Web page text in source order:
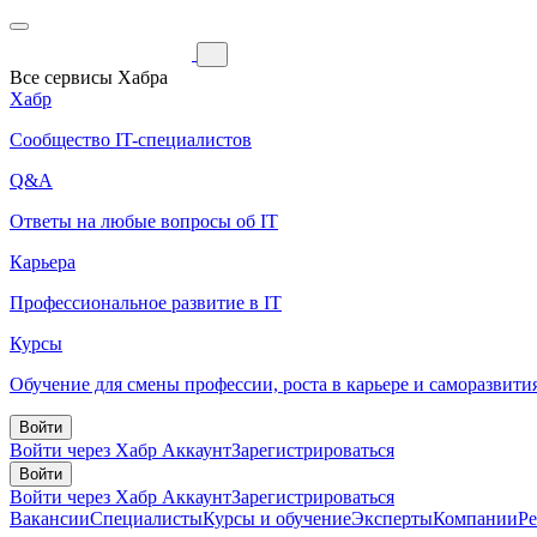
Все сервисы Хабра
Хабр
Сообщество IT-специалистов
Q&A
Ответы на любые вопросы об IT
Карьера
Профессиональное развитие в IT
Курсы
Обучение для смены профессии, роста в карьере и
Войти
Войти через Хабр АккаунтЗарегистрироваться
Войти
Войти через Хабр АккаунтЗарегистрироваться
ВакансииСпециалистыКурсы и обучениеЭкспертыКомпании